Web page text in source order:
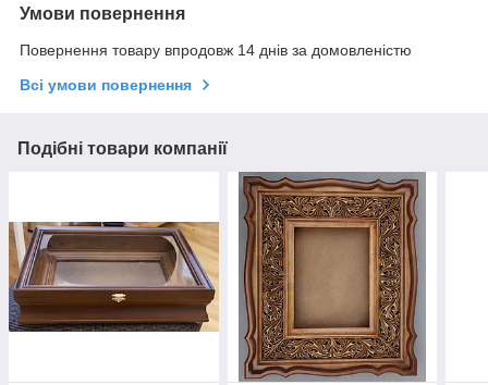
Умови повернення
Повернення товару впродовж 14 днів за домовленістю
Всі умови повернення
Подібні товари компанії